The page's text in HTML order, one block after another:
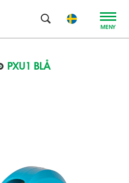
MENY
PXU1 BLÅ